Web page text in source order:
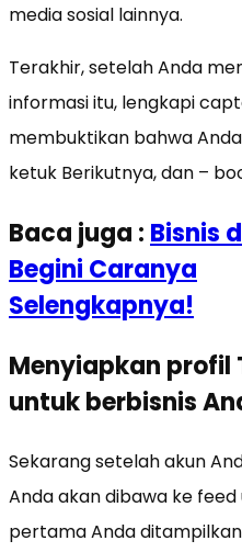
media sosial lainnya.
Terakhir, setelah Anda
informasi itu, lengkapi
membuktikan bahwa
ketuk Berikutnya, dan –
Baca juga : Bisnis
Begini Caranya
Selengkapnya!
Menyiapkan profil
untuk berbisnis
Sekarang setelah akun
Anda akan dibawa ke
pertama Anda